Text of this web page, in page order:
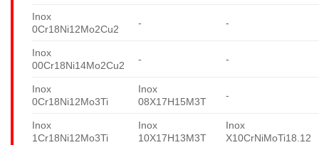
Inox
0Cr18Ni12Mo2Cu2
- -
Inox
00Cr18Ni14Mo2Cu2
- -
Inox
0Cr18Ni12Mo3Ti
Inox
08X17H15M3T
-
Inox
1Cr18Ni12Mo3Ti
Inox
10X17H13M3T
Inox
X10CrNiMoTi18.12